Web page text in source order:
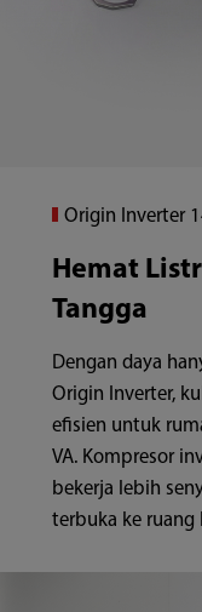
Origin Inverter
Hemat
Tangga
Dengan daya
Origin Inverter,
efisien untuk
VA. Kompresor
bekerja lebih
terbuka ke ruang